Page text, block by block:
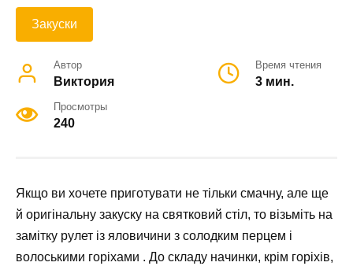
Закуски
Автор
Виктория
Время чтения
3 мин.
Просмотры
240
Якщо ви хочете приготувати не тільки смачну, але ще
й оригінальну закуску на святковий стіл, то візьміть на
замітку рулет із яловичини з солодким перцем і
волоськими горіхами . До складу начинки, крім горіхів,